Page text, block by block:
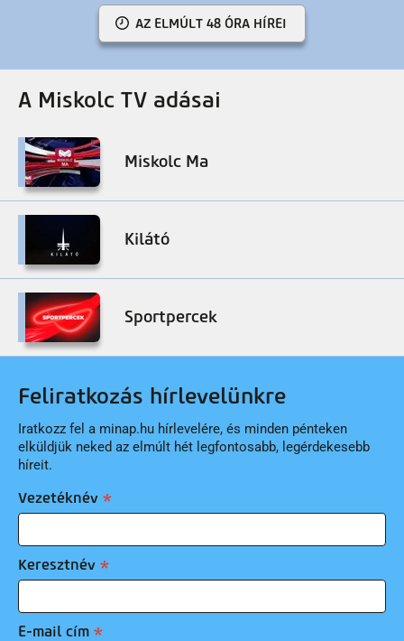
AZ ELMÚLT 48 ÓRA HÍREI
A Miskolc TV adásai
Miskolc Ma
Kilátó
Sportpercek
Feliratkozás hírlevelünkre
Iratkozz fel a minap.hu hírlevelére, és minden pénteken
elküldjük neked az elmúlt hét legfontosabb, legérdekesebb
híreit.
Vezetéknév
Keresztnév
E-mail cím